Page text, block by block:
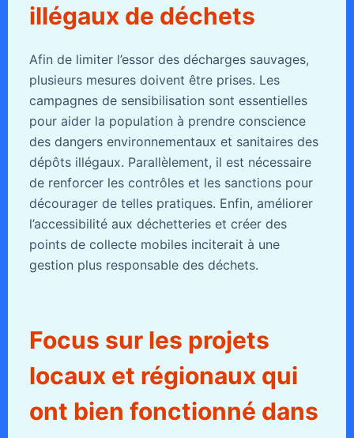
illégaux de déchets
Afin de limiter l’essor des décharges sauvages,
plusieurs mesures doivent être prises. Les
campagnes de sensibilisation sont essentielles
pour aider la population à prendre conscience
des dangers environnementaux et sanitaires des
dépôts illégaux. Parallèlement, il est nécessaire
de renforcer les contrôles et les sanctions pour
décourager de telles pratiques. Enfin, améliorer
l’accessibilité aux déchetteries et créer des
points de collecte mobiles inciterait à une
gestion plus responsable des déchets.
Focus sur les projets
locaux et régionaux qui
ont bien fonctionné dans